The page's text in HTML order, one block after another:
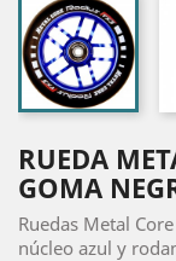
RUEDA
GOMA
Ruedas Metal
núcleo azul y